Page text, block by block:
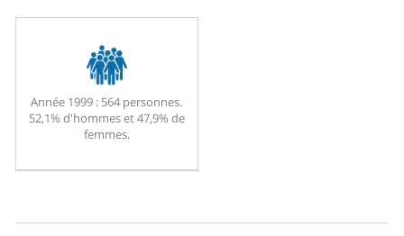
Année 1999 : 564 personnes.
52,1% d'hommes et 47,9% de
femmes.